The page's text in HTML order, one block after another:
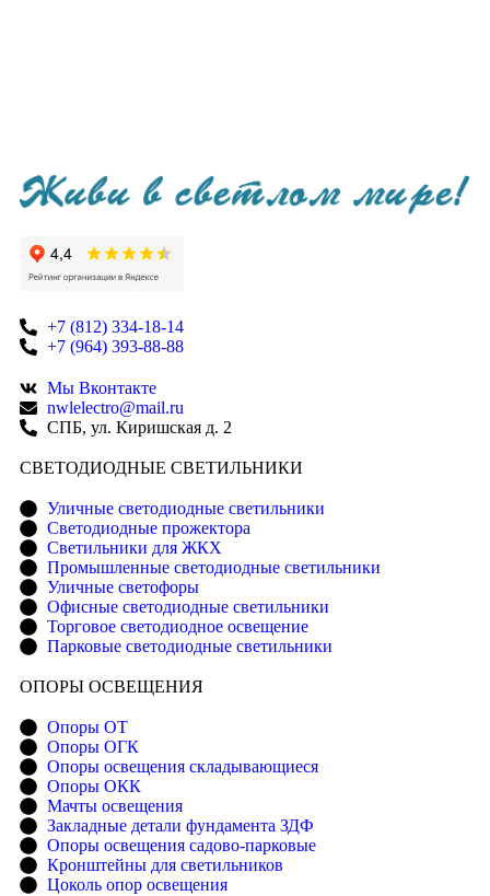
+7 (812) 334-18-14
+7 (964) 393-88-88
Мы Вконтакте
nwlelectro@mail.ru
СПБ, ул. Киришская д. 2
CВЕТОДИОДНЫЕ СВЕТИЛЬНИКИ
Уличные светодиодные светильники
Светодиодные прожектора
Светильники для ЖКХ
Промышленные светодиодные светильники
Уличные светофоры
Офисные светодиодные светильники
Торговое светодиодное освещение
Парковые светодиодные светильники
ОПОРЫ ОСВЕЩЕНИЯ
Опоры ОТ
Опоры ОГК
Опоры освещения складывающиеся
Опоры ОКК
Мачты освещения
Закладные детали фундамента ЗДФ
Опоры освещения садово-парковые
Кронштейны для светильников
Цоколь опор освещения